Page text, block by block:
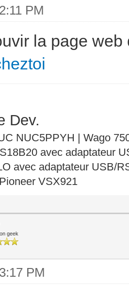
PM
la page
Dev.
NUC5PPYH | Wago
avec adaptateur
avec adaptateur USB/
VSX921
geek
PM